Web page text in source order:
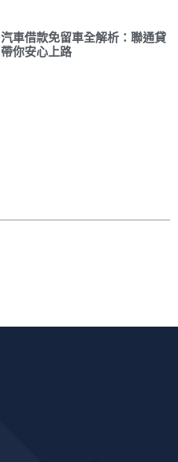
汽車借款免留車全解析：聯通貸
帶你安心上路